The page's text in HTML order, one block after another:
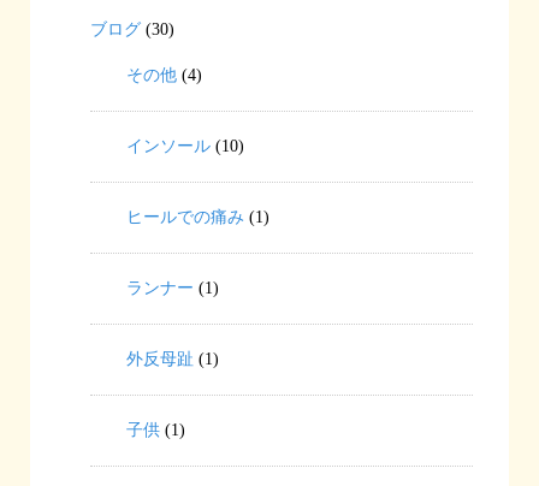
ブログ (30)
その他 (4)
インソール (10)
ヒールでの痛み (1)
ランナー (1)
外反母趾 (1)
子供 (1)